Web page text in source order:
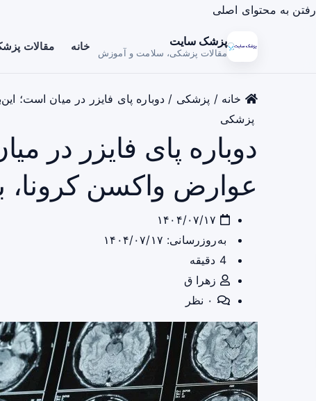
رفتن به محتوای اصلی
پزشک سایت
مقالات پزشکی، سلامت و آموزش خانه مقالات
خانه / پزشکی / دوباره پای فایزر در میان است؛
پزشکی
دوباره پای فایزر در
عوارض واکسن کرونا،
به‌روزرسانی: ۱۴۰۴/۰۷/۱۷
4 دقیقه
زهرا ق